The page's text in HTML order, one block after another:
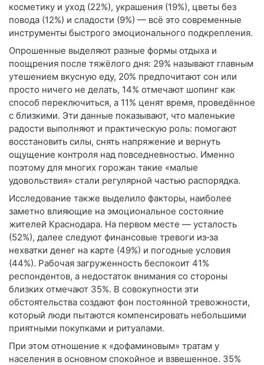
косметику и уход (22%), украшения (19%), цветы без
повода (12%) и сладости (9%) — всё это современные
инструменты быстрого эмоционального подкрепления.
Опрошенные выделяют разные формы отдыха и
поощрения после тяжёлого дня: 29% называют главным
утешением вкусную еду, 20% предпочитают сон или
просто ничего не делать, 14% отмечают шопинг как
способ переключиться, а 11% ценят время, проведённое
с близкими. Эти данные показывают, что маленькие
радости выполняют и практическую роль: помогают
восстановить силы, снять напряжение и вернуть
ощущение контроля над повседневностью. Именно
поэтому для многих горожан такие «малые
удовольствия» стали регулярной частью распорядка.
Исследование также выделило факторы, наиболее
заметно влияющие на эмоциональное состояние
жителей Краснодара. На первом месте — усталость
(52%), далее следуют финансовые тревоги из‑за
нехватки денег на карте (49%) и погодные условия
(44%). Рабочая загруженность беспокоит 41%
респондентов, а недостаток внимания со стороны
близких отмечают 35%. В совокупности эти
обстоятельства создают фон постоянной тревожности,
который люди пытаются компенсировать небольшими
приятными покупками и ритуалами.
При этом отношение к «дофаминовым» тратам у
населения в основном спокойное и взвешенное. 35%